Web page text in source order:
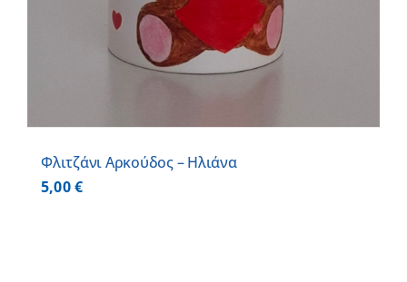
Φλιτζάνι Αρκούδος – Ηλιάνα
5,00€